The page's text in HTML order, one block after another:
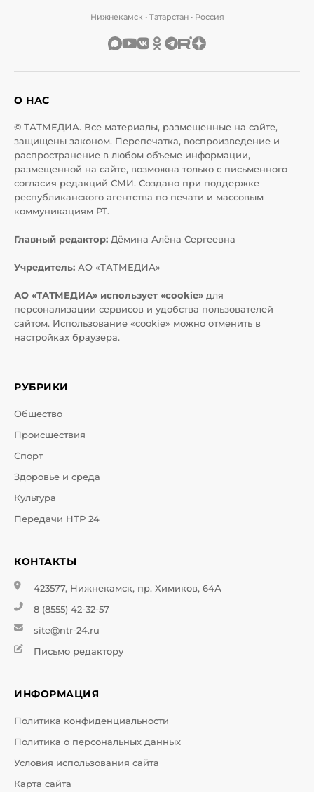
Нижнекамск • Татарстан • Россия
О НАС
© ТАТМЕДИА. Все материалы, размещенные на сайте,
защищены законом. Перепечатка, воспроизведение и
распространение в любом объеме информации,
размещенной на сайте, возможна только с письменного
согласия редакций СМИ. Создано при поддержке
республиканского агентства по печати и массовым
коммуникациям РТ.
Главный редактор: Дёмина Алёна Сергеевна
Учредитель: АО «ТАТМЕДИА»
АО «ТАТМЕДИА» использует «cookie» для
персонализации сервисов и удобства пользователей
сайтом. Использование «cookie» можно отменить в
настройках браузера.
РУБРИКИ
Общество
Происшествия
Спорт
Здоровье и среда
Культура
Передачи НТР 24
КОНТАКТЫ
423577, Нижнекамск, пр. Химиков, 64А
8 (8555) 42-32-57
site@ntr-24.ru
Письмо редактору
ИНФОРМАЦИЯ
Политика конфиденциальности
Политика о персональных данных
Условия использования сайта
Карта сайта